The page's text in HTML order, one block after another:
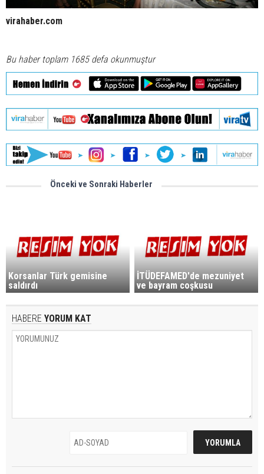
virahaber.com
Bu haber toplam 1685 defa okunmuştur
Önceki ve Sonraki Haberler
Korsanlar Türk gemisine
saldırdı
İTÜDEFAMED'de mezuniyet
ve bayram coşkusu
HABERE YORUM KAT